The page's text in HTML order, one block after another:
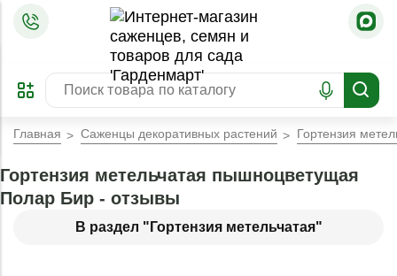
ПРЕДЗАКАЗ
ЗАБРОНИРОВАТЬ
ЛУЧШЕЕ
Главная Саженцы декоративных растений Гортензия
В раздел "Гортензия метельчатая"
Гортензия метельчатая пышноцветущая
Полар Бир - отзывы